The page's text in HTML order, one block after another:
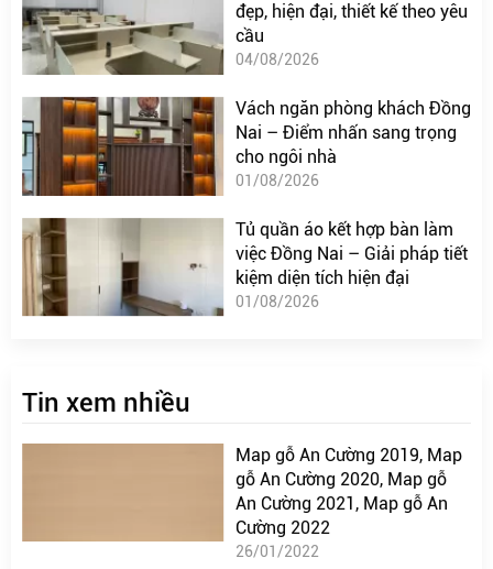
đẹp, hiện đại, thiết kế theo yêu
cầu
04/08/2026
Vách ngăn phòng khách Đồng
Nai – Điểm nhấn sang trọng
cho ngôi nhà
01/08/2026
Tủ quần áo kết hợp bàn làm
việc Đồng Nai – Giải pháp tiết
kiệm diện tích hiện đại
01/08/2026
Tin xem nhiều
Map gỗ An Cường 2019, Map
gỗ An Cường 2020, Map gỗ
An Cường 2021, Map gỗ An
Cường 2022
26/01/2022